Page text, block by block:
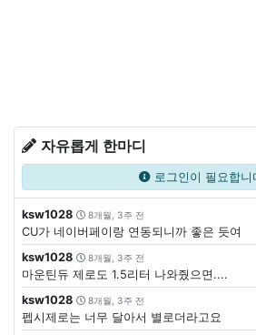
자유롭게 한마디
로그인이 필요합니
ksw1028 8개월, 3주 전
CU가 네이버페이랑 연동되니까 좋은 듯여
ksw1028
8개월, 3주 전
마운틴듀 제로도 1.5리터 나와줬으면....
ksw1028
8개월, 3주 전
펩시제로는 너무 달아서 별로더라고요